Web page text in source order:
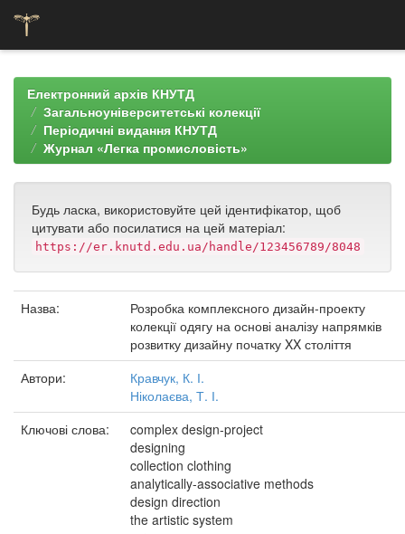
navigationЕлектронний архів КНУТД
Загальноуніверситетські колекції
Періодичні видання КНУТД
Журнал «Легка промисловість»
Будь ласка, використовуйте цей ідентифікатор, щоб
цитувати або посилатися на цей матеріал:
https://er.knutd.edu.ua/handle/123456789/8048
Назва:
Розробка комплексного дизайн-проекту
колекції одягу на основі аналізу напрямків
розвитку дизайну початку XX століття
Автори:
Кравчук, К. І.
Ніколаєва, Т. І.
Ключові слова:
complex design-project
designing
collection clothing
analytically-associative methods
design direction
the artistic system